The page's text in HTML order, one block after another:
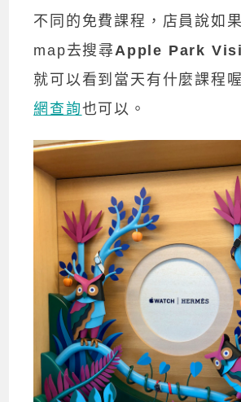
不同的免費課程，店員說如
map去搜尋Apple Park
就可以看到當天有什麼課程
網查詢也可以。